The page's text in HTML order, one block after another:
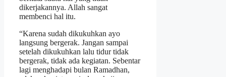
dikerjakannya. Allah sangat
membenci hal itu.
“Karena sudah dikukuhkan ayo
langsung bergerak. Jangan sampai
setelah dikukuhkan lalu tidur tidak
bergerak, tidak ada kegiatan. Sebentar
lagi menghadapi bulan Ramadhan,